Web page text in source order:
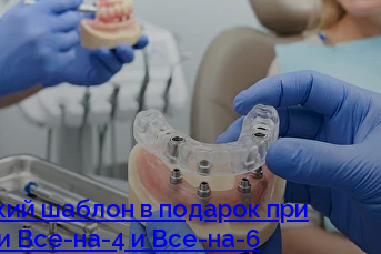
шаблон в подарок при
Все-на-4 и Все-на-6